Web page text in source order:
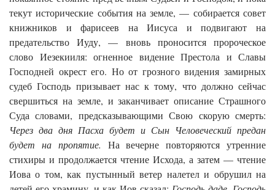
текут исторические события на земле, — собирается совет
книжников и фарисеев на Иисуса и подвигают на
предательство Иуду, — вновь проносится пророческое
слово Иезекииля: огненное видение Престола и Славы
Господней окрест его. Но от грозного видения замирных
судеб Господь призывает нас к тому, что должно сейчас
свершиться на земле, и заканчивает описание Страшного
Суда словами, предсказывающими Свою скорую смерть:
Через два дня Пасха будет и Сын Человеческий предан
будет на пропятие. На вечерне повторяются утренние
стихиры и продолжается чтение Исхода, а затем — чтение
Иова о том, как пустынный ветер налетел и обрушил на